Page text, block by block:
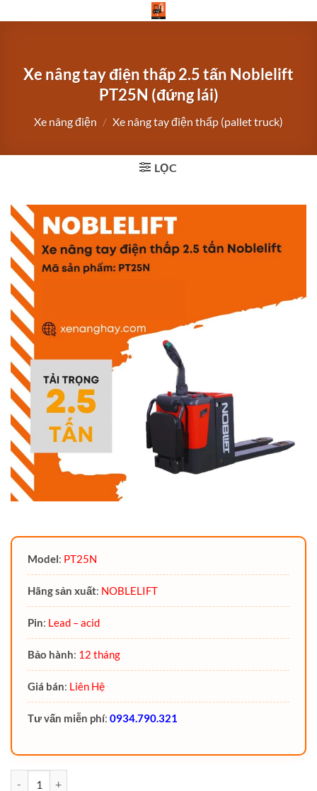
qua
Xe nâng tay điện thấp 2.5 tấn Noblelift
PT25N (đứng lái)
Xe nâng điện / Xe nâng tay điện thấp (pallet truck)
LỌC
Model: PT25N
Hãng sản xuất: NOBLELIFT
Pin: Lead – acid
Bảo hành: 12 tháng
Giá bán: Liên Hệ
Tư vấn miễn phí: 0934.790.321